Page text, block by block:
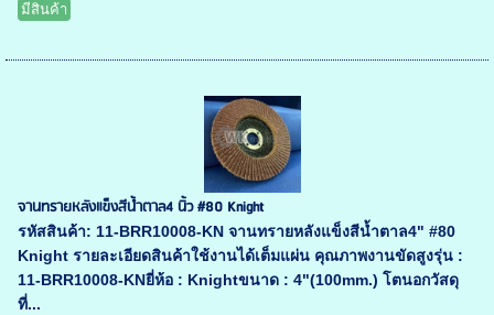
มีสินค้า
จานทรายหลังแข็งสีน้ำตาล4 นิ้ว #80 Knight
รหัสสินค้า: 11-BRR10008-KN จานทรายหลังแข็งสีน้ำตาล4" #80
Knight รายละเอียดสินค้าใช้งานได้เต็มแผ่น คุณภาพงานขัดสูงรุ่น :
11-BRR10008-KNยี่ห้อ : Knightขนาด : 4"(100mm.) โตนอกวัสดุ
ที่...